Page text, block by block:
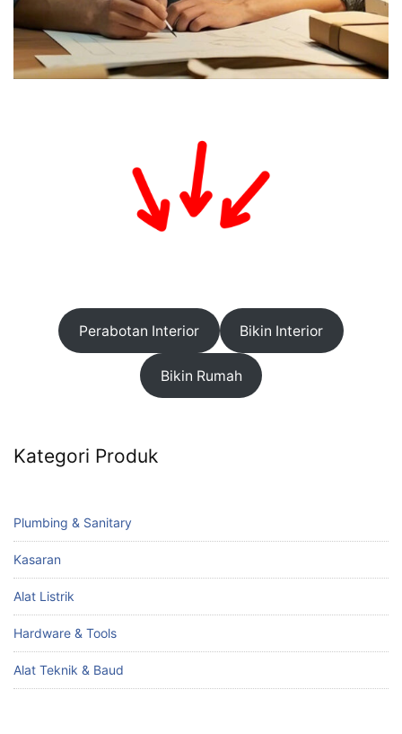
Perabotan Interior Bikin Interior
Bikin Rumah
Kategori Produk
Plumbing & Sanitary
Kasaran
Alat Listrik
Hardware & Tools
Alat Teknik & Baud